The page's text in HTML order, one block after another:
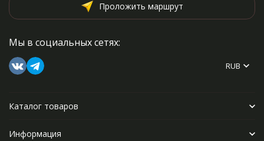
Проложить маршрут
Мы в социальных сетях:
RUB
Каталог товаров
Информация